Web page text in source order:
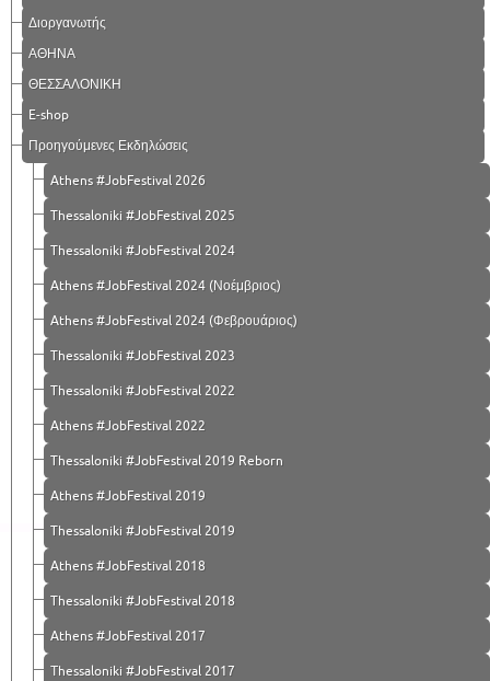
Διοργανωτής
ΑΘΗΝΑ
ΘΕΣΣΑΛΟΝΙΚΗ
E-shop
Προηγούμενες Εκδηλώσεις
Athens #JobFestival 2026
Thessaloniki #JobFestival 2025
Thessaloniki #JobFestival 2024
Athens #JobFestival 2024 (Νοέμβριος)
Athens #JobFestival 2024 (Φεβρουάριος)
Thessaloniki #JobFestival 2023
Thessaloniki #JobFestival 2022
Athens #JobFestival 2022
Thessaloniki #JobFestival 2019 Reborn
Athens #JobFestival 2019
Thessaloniki #JobFestival 2019
Athens #JobFestival 2018
Thessaloniki #JobFestival 2018
Athens #JobFestival 2017
Τhessaloniki #JobFestival 2017